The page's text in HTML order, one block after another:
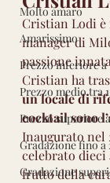
Molto amaro
Amarissimo
Prezzo inferiore a
Prezzo medio tra
Prezzo superiore
Gradazione fino a
Gradazione
Cristian Lodi
manager di
passione
Cristian ha
un locale di
cocktail sono
Inaugurato nel
celebrato dieci
frutto della